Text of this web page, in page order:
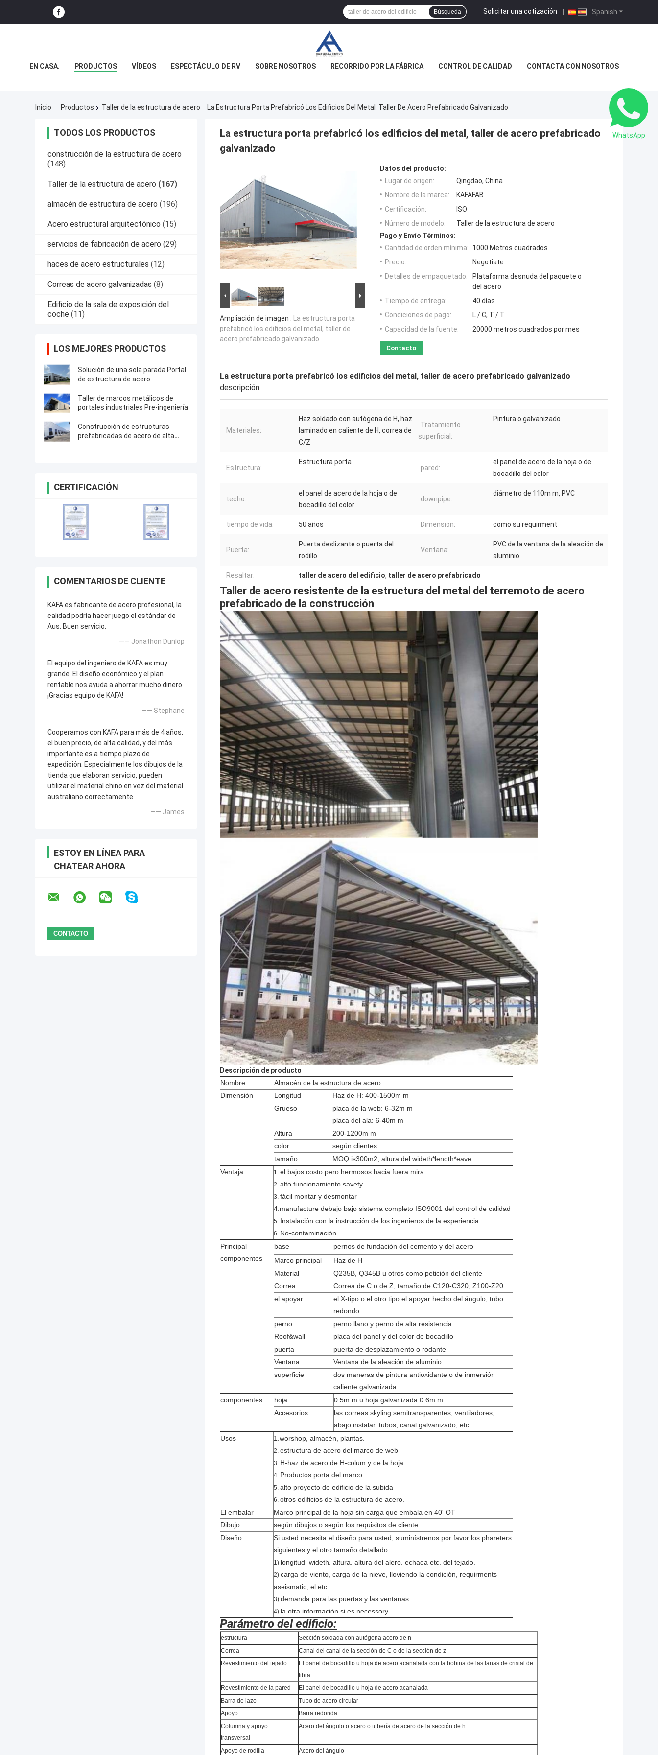
Spanish
Solicitar una cotización |
Búsqueda
EN CASA. PRODUCTOS VÍDEOS ESPECTÁCULO DE RV SOBRE NOSOTROS RECORRIDO POR LA FÁBRICA CONTROL DE CALIDAD CONTACTA CON NOSOTROS
Inicio Productos Taller de la estructura de acero La Estructura Porta Prefabricó Los Edificios Del Metal, Taller De Acero Prefabricado Galvanizado
TODOS LOS PRODUCTOS
construcción de la estructura de acero
(148)
Taller de la estructura de acero (167)
almacén de estructura de acero (196)
Acero estructural arquitectónico (15)
servicios de fabricación de acero (29)
haces de acero estructurales (12)
Correas de acero galvanizadas (8)
Edificio de la sala de exposición del
coche (11)
LOS MEJORES PRODUCTOS
Solución de una sola parada Portal
de estructura de acero
Taller de marcos metálicos de
portales industriales Pre-ingeniería
Construcción de estructuras
prefabricadas de acero de alta
CERTIFICACIÓN
COMENTARIOS DE CLIENTE
KAFA es fabricante de acero profesional, la
calidad podría hacer juego el estándar de
Aus. Buen servicio.
—— Jonathon Dunlop
El equipo del ingeniero de KAFA es muy
grande. El diseño económico y el plan
rentable nos ayuda a ahorrar mucho dinero.
¡Gracias equipo de KAFA!
—— Stephane
Cooperamos con KAFA para más de 4 años,
el buen precio, de alta calidad, y del más
importante es a tiempo plazo de
expedición. Especialmente los dibujos de la
tienda que elaboran servicio, pueden
utilizar el material chino en vez del material
australiano correctamente.
—— James
ESTOY EN LÍNEA PARA
CHATEAR AHORA
La estructura porta prefabricó los edificios del metal, taller de acero prefabricado
galvanizado
Ampliación de imagen : La estructura porta
prefabricó los edificios del metal, taller de
acero prefabricado galvanizado
Datos del producto:
Lugar de origen:
Qingdao, China
Nombre de la marca:
KAFAFAB
Certificación:
ISO
Número de modelo:
Taller de la estructura de acero
Pago y Envío Términos:
Cantidad de orden mínima:
1000 Metros cuadrados
Precio:
Negotiate
Detalles de empaquetado:
Plataforma desnuda del paquete o
del acero
Tiempo de entrega:
40 días
Condiciones de pago:
L / C, T / T
Capacidad de la fuente:
20000 metros cuadrados por mes
Contacto
La estructura porta prefabricó los edificios del metal, taller de acero prefabricado galvanizado
descripción
Materiales:
Haz soldado con autógena de H, haz
laminado en caliente de H, correa de
C/Z
Tratamiento
superficial:
Pintura o galvanizado
Estructura:
Estructura porta
pared:
el panel de acero de la hoja o de
bocadillo del color
techo:
el panel de acero de la hoja o de
bocadillo del color
downpipe:
diámetro de 110m m, PVC
tiempo de vida: 50 años Dimensión: como su requirment
Puerta:
Puerta deslizante o puerta del
rodillo
Ventana:
PVC de la ventana de la aleación de
aluminio
Resaltar: taller de acero del edificio, taller de acero prefabricado
Taller de acero resistente de la estructura del metal del terremoto de acero
prefabricado de la construcción
Descripción de producto
Nombre
Almacén de la estructura de acero
Dimensión
Longitud
Haz de H: 400-1500m m
Grueso
placa de la web: 6-32m m
placa del ala: 6-40m m
Altura
200-1200m m
color
según clientes
tamaño
MOQ is300m2, altura del wideth*length*eave
Ventaja
1. el bajos costo pero hermosos hacia fuera mira
2. alto funcionamiento savety
3. fácil montar y desmontar
4.manufacture debajo bajo sistema completo ISO9001 del control de calidad
5. Instalación con la instrucción de los ingenieros de la experiencia.
6. No-contaminación
Principal
componentes
base
pernos de fundación del cemento y del acero
Marco principal
Haz de H
Material
Q235B, Q345B u otros como petición del cliente
Correa
Correa de C o de Z, tamaño de C120-C320, Z100-Z20
el apoyar
el X-tipo o el otro tipo el apoyar hecho del ángulo, tubo
redondo.
perno
perno llano y perno de alta resistencia
Roof&wall
placa del panel y del color de bocadillo
puerta
puerta de desplazamiento o rodante
Ventana
Ventana de la aleación de aluminio
superficie
dos maneras de pintura antioxidante o de inmersión
caliente galvanizada
componentes
hoja
0.5m m u hoja galvanizada 0.6m m
Accesorios
las correas skyling semitransparentes, ventiladores,
abajo instalan tubos, canal galvanizado, etc.
Usos
1.worshop, almacén, plantas.
2. estructura de acero del marco de web
3. H-haz de acero de H-colum y de la hoja
4. Productos porta del marco
5. alto proyecto de edificio de la subida
6. otros edificios de la estructura de acero.
El embalar
Marco principal de la hoja sin carga que embala en 40' OT
Dibujo
según dibujos o según los requisitos de cliente.
Diseño
Si usted necesita el diseño para usted, suminístrenos por favor los phareters
siguientes y el otro tamaño detallado:
1) longitud, wideth, altura, altura del alero, echada etc. del tejado.
2) carga de viento, carga de la nieve, lloviendo la condición, requirments
aseismatic, el etc.
3) demanda para las puertas y las ventanas.
4) la otra información si es necessory
Parámetro del edificio:
estructura
Sección soldada con autógena acero de h
Correa
Canal del canal de la sección de C o de la sección de z
Revestimiento del tejado
El panel de bocadillo u hoja de acero acanalada con la bobina de las lanas de cristal de
fibra
Revestimiento de la pared
El panel de bocadillo u hoja de acero acanalada
Barra de lazo
Tubo de acero circular
Apoyo
Barra redonda
Columna y apoyo
transversal
Acero del ángulo o acero o tubería de acero de la sección de h
Apoyo de rodilla Acero del ángulo
WhatsApp